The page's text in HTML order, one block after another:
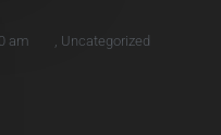
am Uncategorized